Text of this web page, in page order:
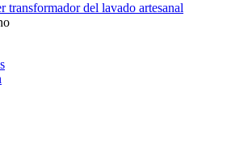
transformador del lavado artesanal